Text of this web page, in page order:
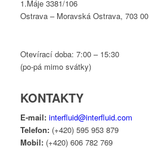
1.Máje 3381/106
Ostrava – Moravská Ostrava, 703 00
Otevírací doba: 7:00 – 15:30
(po-pá mimo svátky)
KONTAKTY
E-mail: interfluid@interfluid.com
Telefon: (+420) 595 953 879
Mobil: (+420) 606 782 769